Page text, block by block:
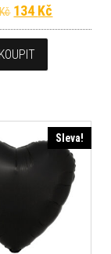
Kč Původní cena
134 Kč
KOUPIT
Sleva!